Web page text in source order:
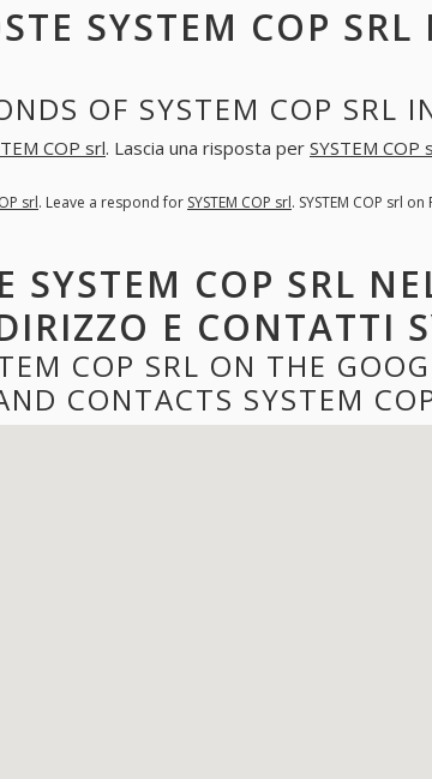
SYSTEM COP
OF SYSTEM COP SRL
COP srl. Lascia una risposta per SYSTEM COP
srl. Leave a respond for SYSTEM COP srl. SYSTEM COP srl
SYSTEM COP SRL
E CONTATTI
COP SRL ON THE
CONTACTS SYSTEM